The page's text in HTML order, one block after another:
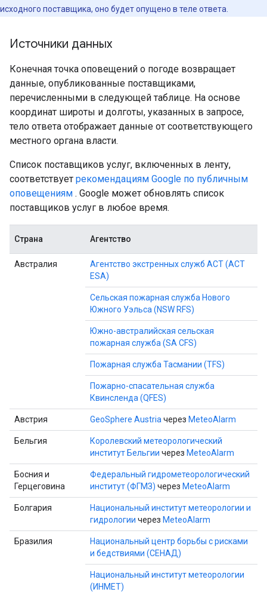
исходного поставщика, оно будет опущено в теле ответа.
Источники данных
Конечная точка оповещений о погоде возвращает
данные, опубликованные поставщиками,
перечисленными в следующей таблице. На основе
координат широты и долготы, указанных в запросе,
тело ответа отображает данные от соответствующего
местного органа власти.
Список поставщиков услуг, включенных в ленту,
соответствует рекомендациям Google по публичным
оповещениям . Google может обновлять список
поставщиков услуг в любое время.
Страна Агентство
Австралия
Агентство экстренных служб ACT (ACT
ESA)
Сельская пожарная служба Нового
Южного Уэльса (NSW RFS)
Южно-австралийская сельская
пожарная служба (SA CFS)
Пожарная служба Тасмании (TFS)
Пожарно-спасательная служба
Квинсленда (QFES)
Австрия GeoSphere Austria через MeteoAlarm
Бельгия
Королевский метеорологический
институт Бельгии через MeteoAlarm
Босния и
Герцеговина
Федеральный гидрометеорологический
институт (ФГМЗ) через MeteoAlarm
Болгария
Национальный институт метеорологии и
гидрологии через MeteoAlarm
Бразилия
Национальный центр борьбы с рисками
и бедствиями (СЕНАД)
Национальный институт метеорологии
(ИНМЕТ)